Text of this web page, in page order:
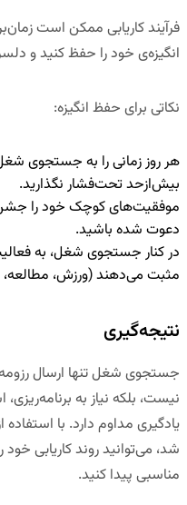
فرآیند کاریابی ممکن است
انگیزه‌ی خود را حفظ کنید و
نکاتی برای حفظ انگیزه:
هر روز زمانی را بهجستجوی
بیش‌ازحد تحت‌فشار نگذارید.
موفقیت‌های کوچک خود را
دعوت شده باشید.
در کنار جستجوی شغل، به
مثبت می‌دهند (ورزش، مطالعه،
نتیجه‌گیری
جستجوی شغل تنها ارسال رزومه
نیست، بلکه نیاز به
یادگیری مداوم دارد. با
شد، می‌توانید روند کاریابی
مناسبی پیدا کنید.